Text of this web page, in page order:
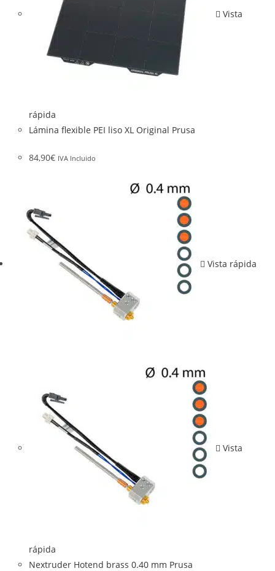
Vista
rápida
Lámina flexible PEI liso XL Original Prusa
84,90€ IVA Incluido
Vista rápida
Vista
rápida
Nextruder Hotend brass 0.40 mm Prusa